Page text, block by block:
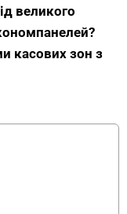
Висота 1200
Глибина
для двох
упаковочної
великого
касових зон з